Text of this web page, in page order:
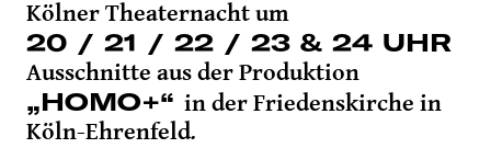
Kölner Theaternacht um
20 / 21 / 22 / 23 & 24 UHR
Ausschnitte aus der Produktion
„HOMO+“ in der Friedenskirche in
Köln-Ehrenfeld.